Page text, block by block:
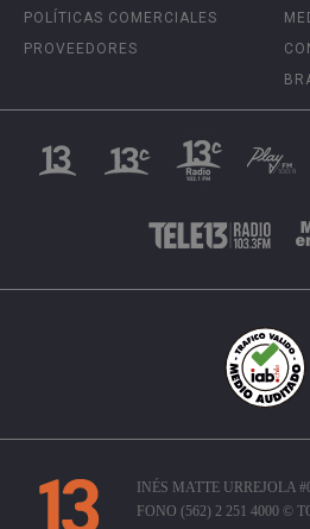
POLÍTICAS COMERCIALES
PROVEEDORES
INÉS MATTE URREJOLA
FONO (562) 2 251 4000 ©